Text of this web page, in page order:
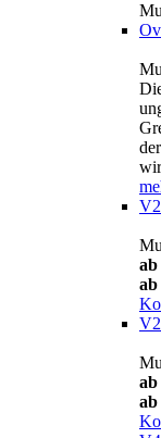
V2
ab
ab